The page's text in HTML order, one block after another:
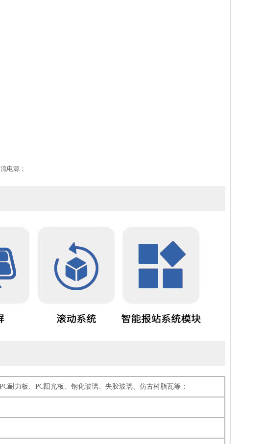
电源；
耐力板、PC阳光板、钢化玻璃、夹胶玻璃、仿古树脂瓦等；